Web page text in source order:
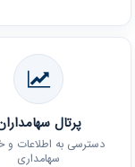
پرتال سهامداران
دسترسی به اطلاعات و
سهامداری